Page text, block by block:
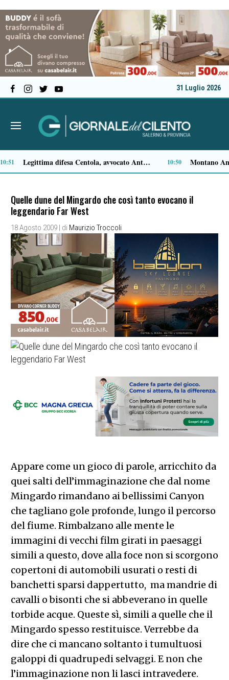
31 Luglio 2026
21:23 18:14
Quelle dune del Mingardo che così tanto evocano il
leggendario Far West
18 Agosto 2009 | di Maurizio Troccoli
Appare come un gioco di parole, arricchito da
quei salti dell’immaginazione che dal nome
Mingardo rimandano ai bellissimi Canyon
che tagliano gole profonde, lungo il percorso
del fiume. Rimbalzano alle mente le
immagini di vecchi film girati in paesaggi
simili a questo, dove alla foce non si scorgono
copertoni di automobili usurati o resti di
banchetti sparsi dappertutto, ma mandrie di
cavalli o bisonti che si abbeverano in quelle
torbide acque. Queste sì, simili a quelle che il
Mingardo spesso restituisce. Verrebbe da
dire che ci mancano soltanto i tumultuosi
galoppi di quadrupedi selvaggi. E non che
l’immaginazione non li lasci intravedere.